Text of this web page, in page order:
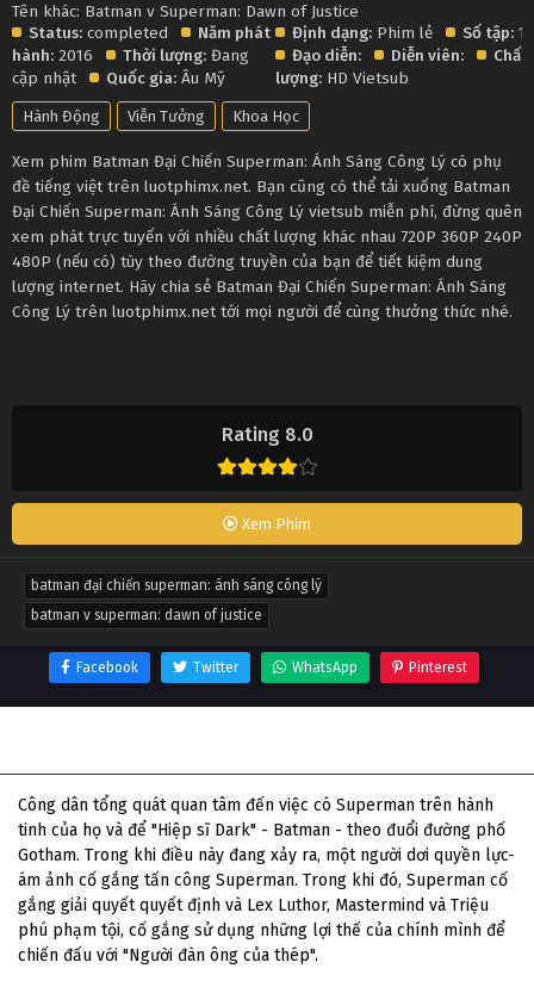
Rating 8.0
Xem Phim
Tên khác: Batman v Superman: Dawn of Justice
Status: completed
Năm phát
hành: 2016 Thời lượng: Đang
cập nhật
Quốc gia: Âu Mỹ
Định dạng: Phim lẻ Số tập: 1
Đạo diễn:
Diễn viên:
Chất
lượng: HD Vietsub
Hành Động Viễn Tưởng Khoa Học
Xem phim Batman Đại Chiến Superman: Ánh Sáng Công Lý có phụ
đề tiếng việt trên luotphimx.net. Bạn cũng có thể tải xuống Batman
Đại Chiến Superman: Ánh Sáng Công Lý vietsub miễn phí, đừng quên
xem phát trực tuyến với nhiều chất lượng khác nhau 720P 360P 240P
480P (nếu có) tùy theo đường truyền của bạn để tiết kiệm dung
lượng internet. Hãy chia sẻ Batman Đại Chiến Superman: Ánh Sáng
Công Lý trên luotphimx.net tới mọi người để cùng thưởng thức nhé.
batman đại chiến superman: ánh sáng công lý
batman v superman: dawn of justice
Facebook Twitter WhatsApp Pinterest
Công dân tổng quát quan tâm đến việc có Superman trên hành
tinh của họ và để "Hiệp sĩ Dark" - Batman - theo đuổi đường phố
Gotham. Trong khi điều này đang xảy ra, một người dơi quyền lực-
ám ảnh cố gắng tấn công Superman. Trong khi đó, Superman cố
gắng giải quyết quyết định và Lex Luthor, Mastermind và Triệu
phú phạm tội, cố gắng sử dụng những lợi thế của chính mình để
chiến đấu với "Người đàn ông của thép".